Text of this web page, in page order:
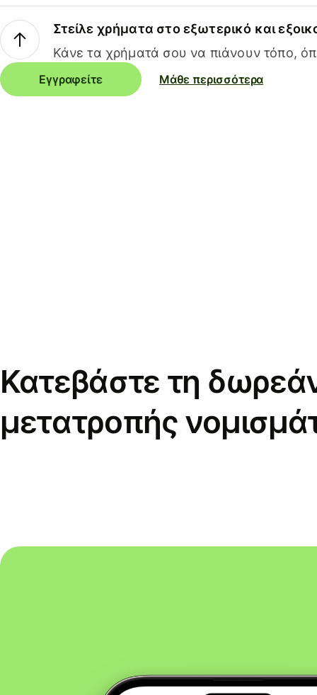
Στείλε χρήματα στο εξωτερικό και
Κάνε τα χρήματά σου να πιάνουν τόπο,
Εγγραφείτε Μάθε περισσότερα
Κατεβάστε τη
μετατροπής